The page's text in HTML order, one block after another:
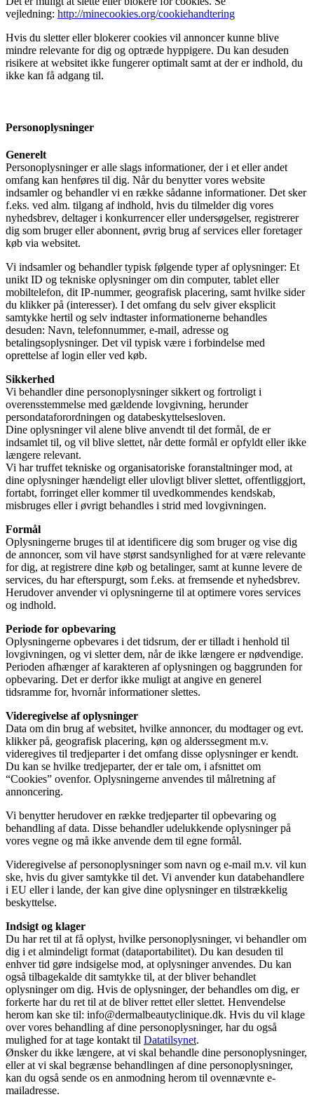
vejledning: http://minecookies.org/cookiehandtering
Hvis du sletter eller blokerer cookies vil annoncer kunne blive
mindre relevante for dig og optræde hyppigere. Du kan desuden
risikere at websitet ikke fungerer optimalt samt at der er indhold, du
ikke kan få adgang til.
Personoplysninger
Generelt
Personoplysninger er alle slags informationer, der i et eller andet
omfang kan henføres til dig. Når du benytter vores website
indsamler og behandler vi en række sådanne informationer. Det sker
f.eks. ved alm. tilgang af indhold, hvis du tilmelder dig vores
nyhedsbrev, deltager i konkurrencer eller undersøgelser, registrerer
dig som bruger eller abonnent, øvrig brug af services eller foretager
køb via websitet.
Vi indsamler og behandler typisk følgende typer af oplysninger: Et
unikt ID og tekniske oplysninger om din computer, tablet eller
mobiltelefon, dit IP-nummer, geografisk placering, samt hvilke sider
du klikker på (interesser). I det omfang du selv giver eksplicit
samtykke hertil og selv indtaster informationerne behandles
desuden: Navn, telefonnummer, e-mail, adresse og
betalingsoplysninger. Det vil typisk være i forbindelse med
oprettelse af login eller ved køb.
Sikkerhed
Vi behandler dine personoplysninger sikkert og fortroligt i
overensstemmelse med gældende lovgivning, herunder
persondataforordningen og databeskyttelsesloven.
Dine oplysninger vil alene blive anvendt til det formål, de er
indsamlet til, og vil blive slettet, når dette formål er opfyldt eller ikke
længere relevant.
Vi har truffet tekniske og organisatoriske foranstaltninger mod, at
dine oplysninger hændeligt eller ulovligt bliver slettet, offentliggjort,
fortabt, forringet eller kommer til uvedkommendes kendskab,
misbruges eller i øvrigt behandles i strid med lovgivningen.
Formål
Oplysningerne bruges til at identificere dig som bruger og vise dig
de annoncer, som vil have størst sandsynlighed for at være relevante
for dig, at registrere dine køb og betalinger, samt at kunne levere de
services, du har efterspurgt, som f.eks. at fremsende et nyhedsbrev.
Herudover anvender vi oplysningerne til at optimere vores services
og indhold.
Periode for opbevaring
Oplysningerne opbevares i det tidsrum, der er tilladt i henhold til
lovgivningen, og vi sletter dem, når de ikke længere er nødvendige.
Perioden afhænger af karakteren af oplysningen og baggrunden for
opbevaring. Det er derfor ikke muligt at angive en generel
tidsramme for, hvornår informationer slettes.
Videregivelse af oplysninger
Data om din brug af websitet, hvilke annoncer, du modtager og evt.
klikker på, geografisk placering, køn og alderssegment m.v.
videregives til tredjeparter i det omfang disse oplysninger er kendt.
Du kan se hvilke tredjeparter, der er tale om, i afsnittet om
“Cookies” ovenfor. Oplysningerne anvendes til målretning af
annoncering.
Vi benytter herudover en række tredjeparter til opbevaring og
behandling af data. Disse behandler udelukkende oplysninger på
vores vegne og må ikke anvende dem til egne formål.
Videregivelse af personoplysninger som navn og e-mail m.v. vil kun
ske, hvis du giver samtykke til det. Vi anvender kun databehandlere
i EU eller i lande, der kan give dine oplysninger en tilstrækkelig
beskyttelse.
Indsigt og klager
Du har ret til at få oplyst, hvilke personoplysninger, vi behandler om
dig i et almindeligt format (dataportabilitet). Du kan desuden til
enhver tid gøre indsigelse mod, at oplysninger anvendes. Du kan
også tilbagekalde dit samtykke til, at der bliver behandlet
oplysninger om dig. Hvis de oplysninger, der behandles om dig, er
forkerte har du ret til at de bliver rettet eller slettet. Henvendelse
herom kan ske til: info@dermalbeautyclinique.dk. Hvis du vil klage
over vores behandling af dine personoplysninger, har du også
mulighed for at tage kontakt til Datatilsynet.
Ønsker du ikke længere, at vi skal behandle dine personoplysninger,
eller at vi skal begrænse behandlingen af dine personoplysninger,
kan du også sende os en anmodning herom til ovennævnte e-
mailadresse.